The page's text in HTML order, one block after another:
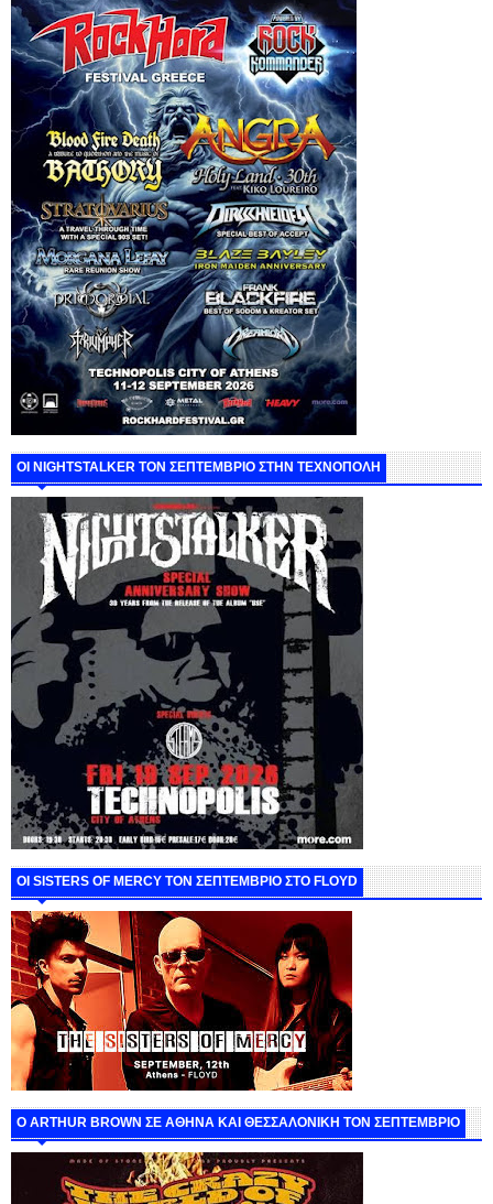
ΟΙ NIGHTSTALKER ΤΟΝ ΣΕΠΤΕΜΒΡΙΟ ΣΤΗΝ ΤΕΧΝΟΠΟΛΗ
ΟΙ SISTERS OF MERCY ΤΟΝ ΣΕΠΤΕΜΒΡΙΟ ΣΤΟ FLOYD
O ARTHUR BROWN ΣΕ ΑΘΗΝΑ ΚΑΙ ΘΕΣΣΑΛΟΝΙΚΗ ΤΟΝ ΣΕΠΤΕΜΒΡΙΟ